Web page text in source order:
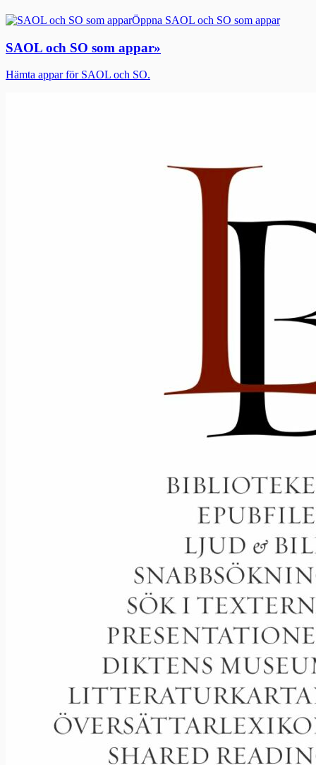
Öppna SAOL och SO som appar
SAOL och SO som appar»
Hämta appar för SAOL och SO.